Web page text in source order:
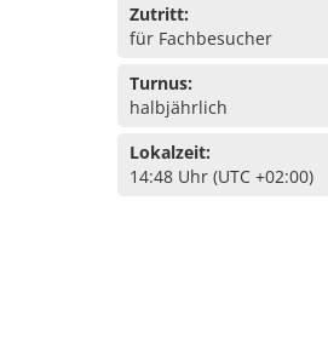
Zutritt:
für Fachbesucher
Turnus:
halbjährlich
Lokalzeit:
14:48 Uhr (UTC +02:00)